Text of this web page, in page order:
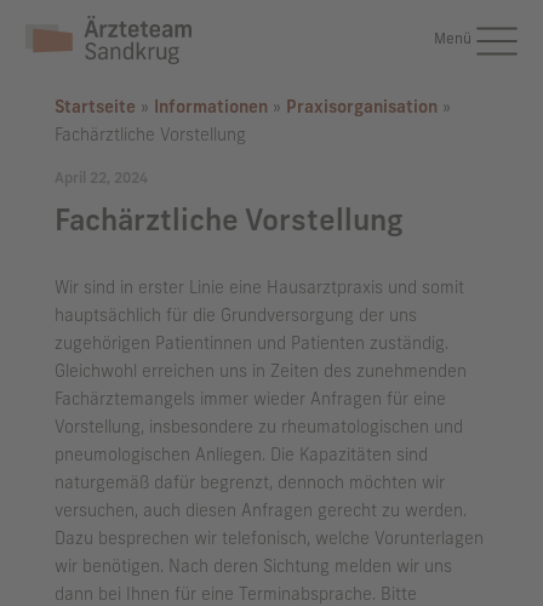
Menü
Startseite » Informationen » Praxisorganisation »
Fachärztliche Vorstellung
April 22, 2024
Fachärztliche Vorstellung
Wir sind in erster Linie eine Hausarztpraxis und somit
hauptsächlich für die Grundversorgung der uns
zugehörigen Patientinnen und Patienten zuständig.
Gleichwohl erreichen uns in Zeiten des zunehmenden
Fachärztemangels immer wieder Anfragen für eine
Vorstellung, insbesondere zu rheumatologischen und
pneumologischen Anliegen. Die Kapazitäten sind
naturgemäß dafür begrenzt, dennoch möchten wir
versuchen, auch diesen Anfragen gerecht zu werden.
Dazu besprechen wir telefonisch, welche Vorunterlagen
wir benötigen. Nach deren Sichtung melden wir uns
dann bei Ihnen für eine Terminabsprache. Bitte